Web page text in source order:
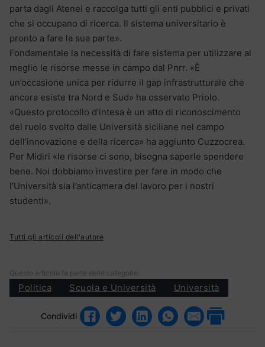
parta dagli Atenei e raccolga tutti gli enti pubblici e privati
che si occupano di ricerca. Il sistema universitario è
pronto a fare la sua parte».
Fondamentale la necessità di fare sistema per utilizzare al
meglio le risorse messe in campo dal Pnrr. «È
un’occasione unica per ridurre il gap infrastrutturale che
ancora esiste tra Nord e Sud» ha osservato Priolo.
«Questo protocollo d’intesa è un atto di riconoscimento
del ruolo svolto dalle Università siciliane nel campo
dell’innovazione e della ricerca» ha aggiunto Cuzzocrea.
Per Midiri «le risorse ci sono, bisogna saperle spendere
bene. Noi dobbiamo investire per fare in modo che
l’Università sia l’anticamera del lavoro per i nostri
studenti».
Tutti gli articoli dell'autore
Questo articolo fa parte delle categorie:
Politica Scuola e Università Università
Condividi